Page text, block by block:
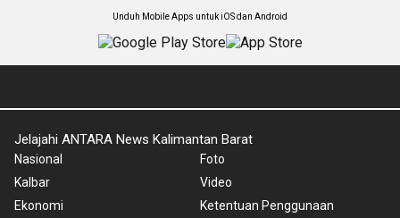
Unduh Mobile Apps untuk iOS dan Android
Jelajahi ANTARA News Kalimantan Barat
Nasional
Kalbar
Ekonomi
Foto
Video
Ketentuan Penggunaan